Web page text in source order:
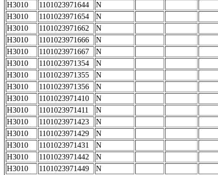
H3010
1101023971644
N
H3010
1101023971654
N
H3010
1101023971662
N
H3010
1101023971666
N
H3010
1101023971667
N
H3010
1101023971354
N
H3010
1101023971355
N
H3010
1101023971356
N
H3010
1101023971410
N
H3010
1101023971411
N
H3010
1101023971423
N
H3010
1101023971429
N
H3010
1101023971431
N
H3010
1101023971442
N
H3010
1101023971449
N